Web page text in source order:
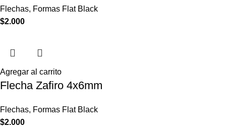
Flechas, Formas Flat Black
$2.000
Agregar al carrito
Flecha Zafiro 4x6mm
Flechas, Formas Flat Black
$2.000